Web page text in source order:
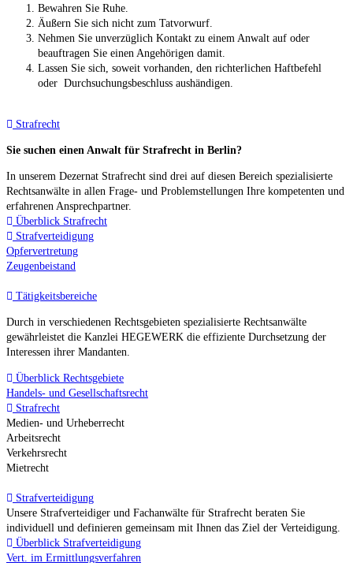
Bewahren Sie Ruhe.
Äußern Sie sich nicht zum Tatvorwurf.
Nehmen Sie unverzüglich Kontakt zu einem Anwalt auf oder
beauftragen Sie einen Angehörigen damit.
Lassen Sie sich, soweit vorhanden, den richterlichen Haftbefehl
oder Durchsuchungsbeschluss aushändigen.
Strafrecht
Sie suchen einen Anwalt für Strafrecht in Berlin?
In unserem Dezernat Strafrecht sind drei auf diesen Bereich spezialisierte
Rechtsanwälte in allen Frage- und Problemstellungen Ihre kompetenten und
erfahrenen Ansprechpartner.
Überblick Strafrecht
Strafverteidigung
Opfervertretung
Zeugenbeistand
Tätigkeitsbereiche
Durch in verschiedenen Rechtsgebieten spezialisierte Rechtsanwälte
gewährleistet die Kanzlei HEGEWERK die effiziente Durchsetzung der
Interessen ihrer Mandanten.
Überblick Rechtsgebiete
Handels- und Gesellschaftsrecht
Strafrecht
Medien- und Urheberrecht
Arbeitsrecht
Verkehrsrecht
Mietrecht
Strafverteidigung
Unsere Strafverteidiger und Fachanwälte für Strafrecht beraten Sie
individuell und definieren gemeinsam mit Ihnen das Ziel der Verteidigung.
Überblick Strafverteidigung
Vert. im Ermittlungsverfahren